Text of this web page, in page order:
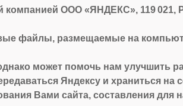
ООО «ЯНДЕКС», 119 021,
файлы, размещаемые на
может помочь нам улучшить
Яндексу и храниться на
Вами сайта, составления для